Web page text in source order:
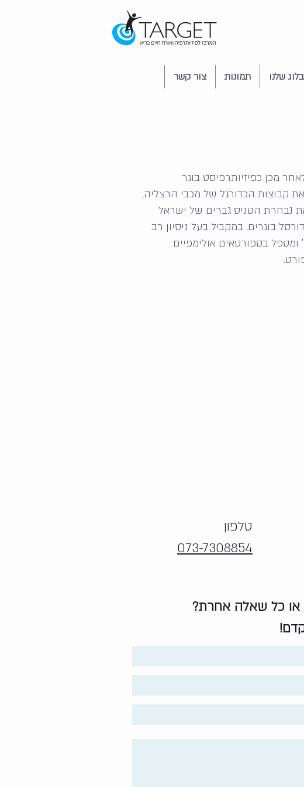
שלנו תמונות צור קשר
מכן כפיזיותרפיסט בוגר
את קבוצות הכדורגל של מכבי הרצליה,
את נבחרת הטניס גברים של ישראל
בוגרים. במקביל בעל ניסיון רב
ומטפל בספורטאים אולימפיים
טלפון
073-7308854
או כל שאלה אחרת?